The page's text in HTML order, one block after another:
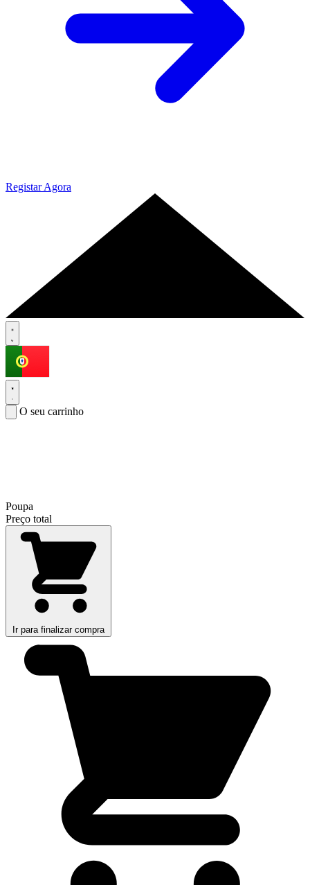
Registar Agora
O seu carrinho
Poupa
Preço total
Ir para finalizar compra